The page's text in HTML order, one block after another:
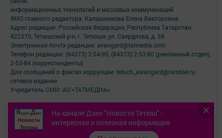
На канале Дзен "Новости Тетюш" -
интересная и полезная информация
информационных технологий и массовых коммуникаций
ФИО главного редактора: Калашникова Елена Викторовна
Адрес редакции: Российская Федерация, Республика Татарстан,
422370, Тетюшский р-н, г. Тетюши, ул. Свердлова, д. 59
Электронная почта редакции: avangard@tatmedia.com
Телефон редакции: (84373) 2-54-95, (84373) 2-53-80 (рекламный отдел),
2-53-84 (корреспонденты)
Для сообщений о фактах коррупции: tetuch_awangard@rambler.ru
сетевое издание
Учредитель СМИ: АО «ТАТМЕДИА»
Антикоррупционная политика
АО «ТАТМЕДИА» использует «cookie»для персонализации сервисов и
удобства пользователей сайтом.
Использование «cookie» можно отменить в настройках браузера.